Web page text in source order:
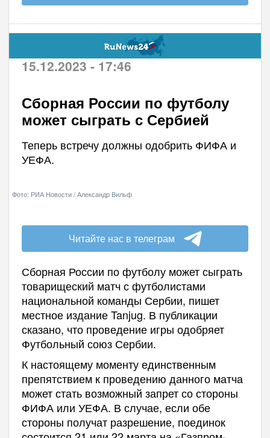
15.12.2023 - 17:46
Сборная России по футболу
может сыграть с Сербией
Теперь встречу должны одобрить ФИФА и
УЕФА.
Фото: РИА Новости / Александр Вильф
Читайте нас в телеграм
Сборная России по футболу может сыграть
товарищеский матч с футболистами
национальной команды Сербии, пишет
местное издание Tanjug. В публикации
сказано, что проведение игры одобряет
Футбольный союз Сербии.